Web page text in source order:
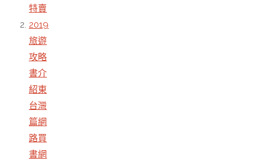
特賣
2019
旅遊
攻略
書介
紹東
台灣
篇網
路買
書網